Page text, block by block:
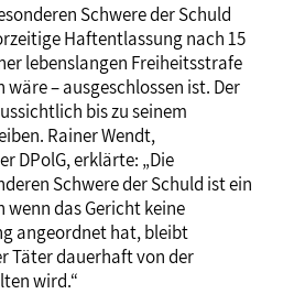
Schwere der Schuld
Haftentlassung nach 15
lebenslangen Freiheitsstrafe
– ausgeschlossen ist. Der
bis zu seinem
Rainer Wendt,
DPolG, erklärte: „Die
Schwere der Schuld ist ein
das Gericht keine
angeordnet hat, bleibt
Täter dauerhaft von der
wird.“